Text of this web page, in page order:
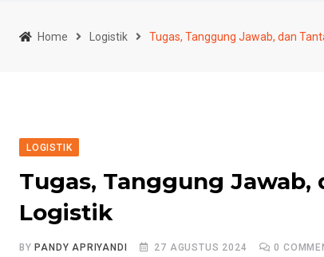
Home Logistik Tugas, Tanggung Jawab, dan
LOGISTIK
Tugas, Tanggung
Logistik
BY PANDY APRIYANDI 27 AGUSTUS 2024 0